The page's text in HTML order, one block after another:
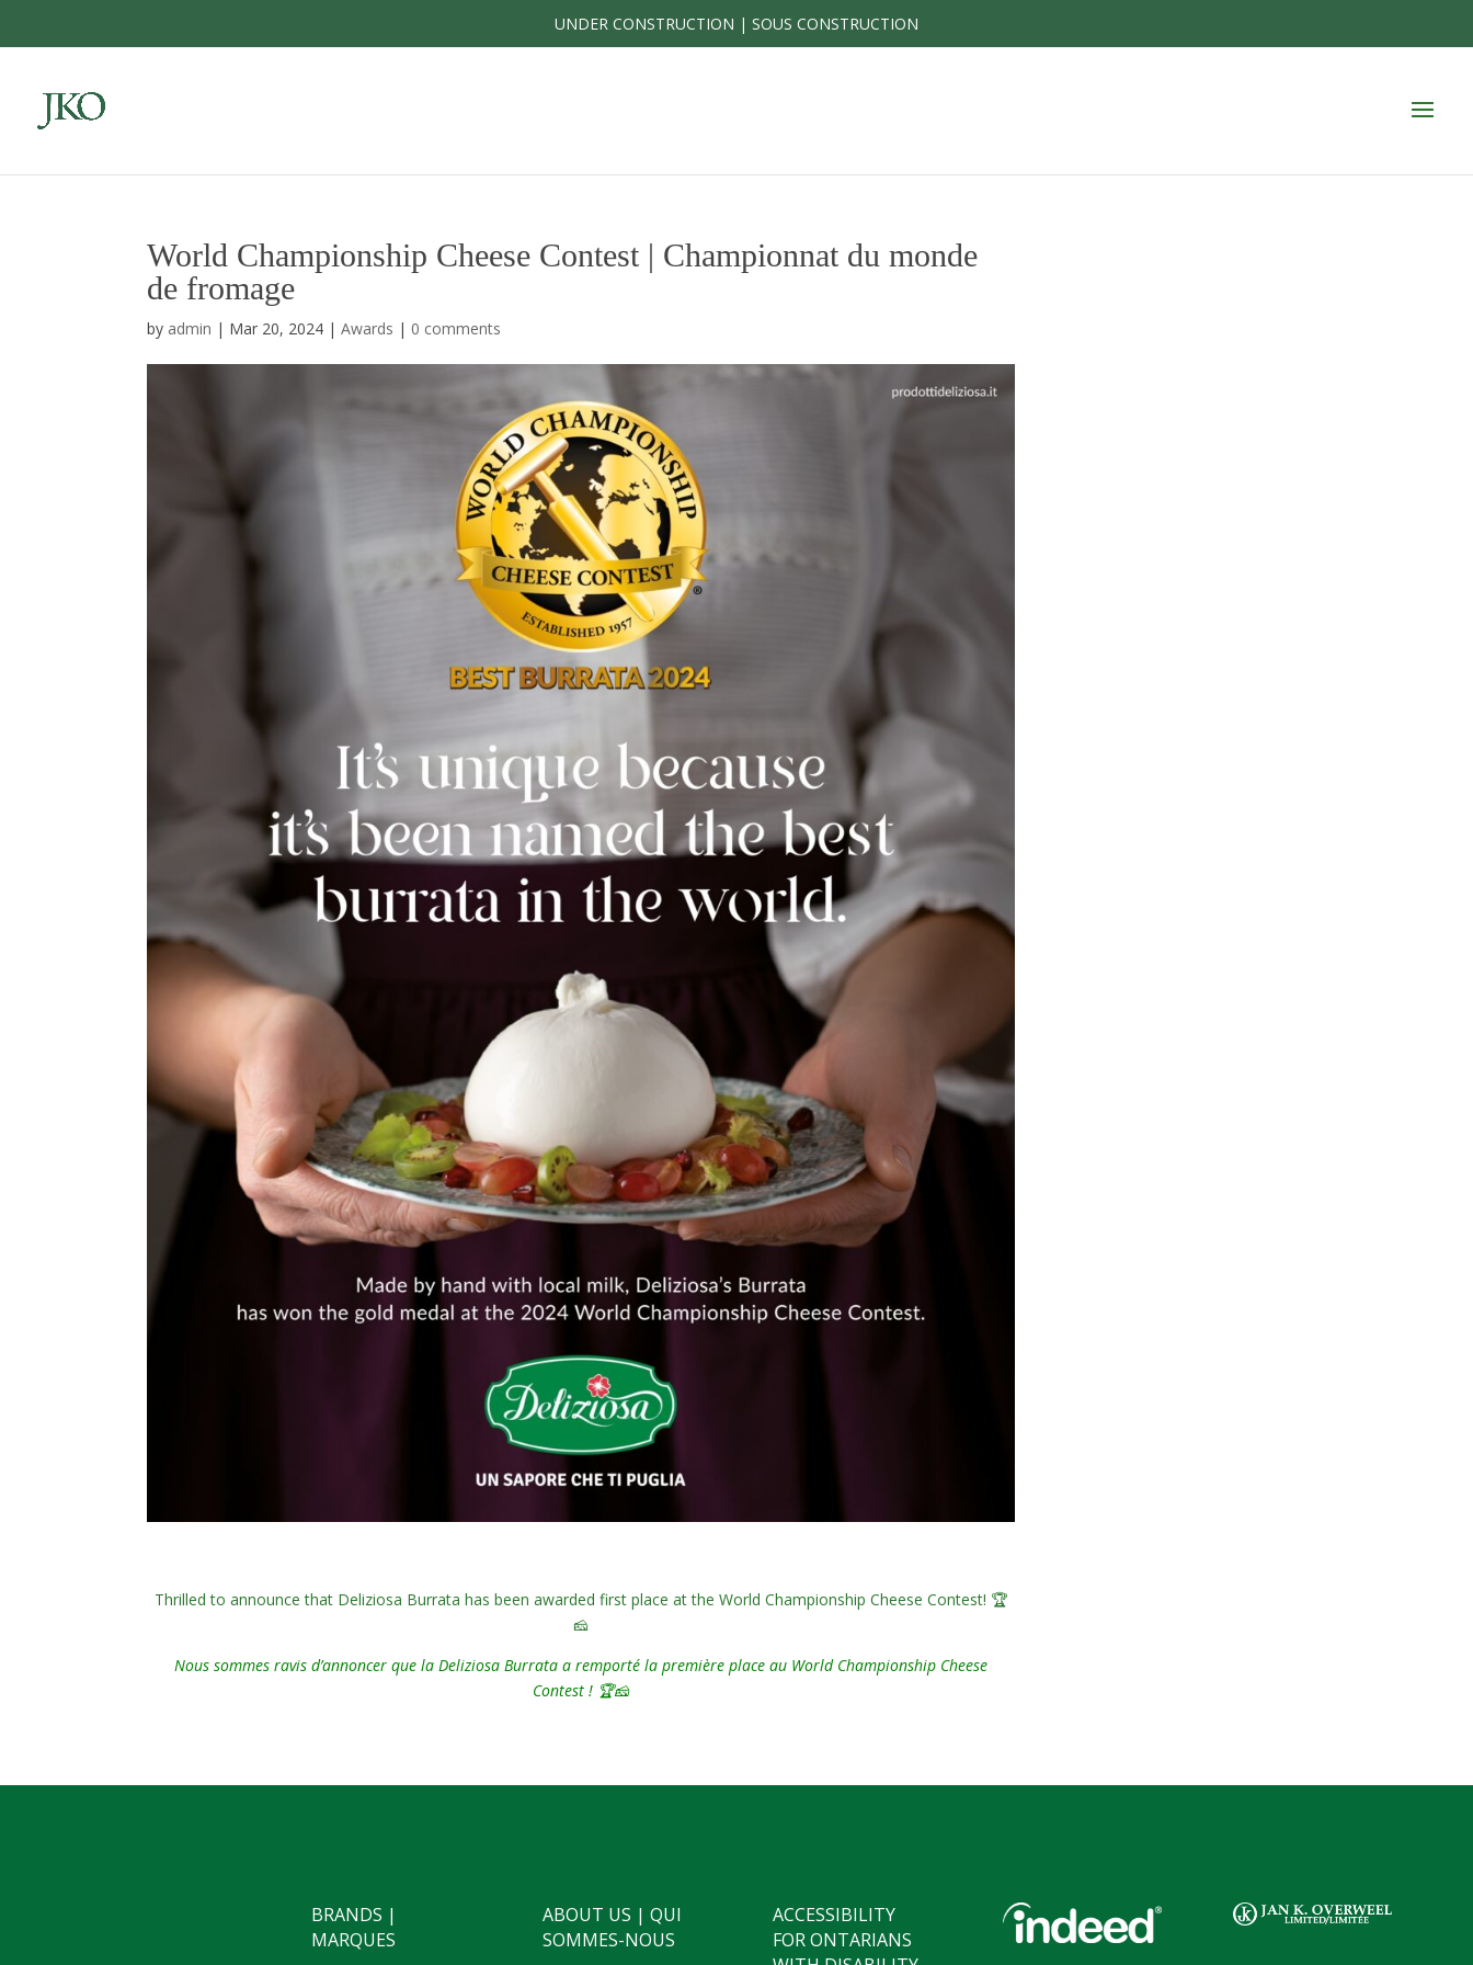
content
UNDER CONSTRUCTION | SOUS CONSTRUCTION
World Championship Cheese Contest | Championnat du monde
de fromage
by admin | Mar 20, 2024 |Awards | 0 comments
Thrilled to announce that Deliziosa Burrata has been awarded first place at the World Championship Cheese Contest! 🏆
🧀
Nous sommes ravis d’annoncer que la Deliziosa Burrata a remporté la première place au World Championship Cheese
Contest ! 🏆🧀
BRANDS |
MARQUES
ABOUT US | QUI
SOMMES-NOUS
ACCESSIBILITY
FOR ONTARIANS